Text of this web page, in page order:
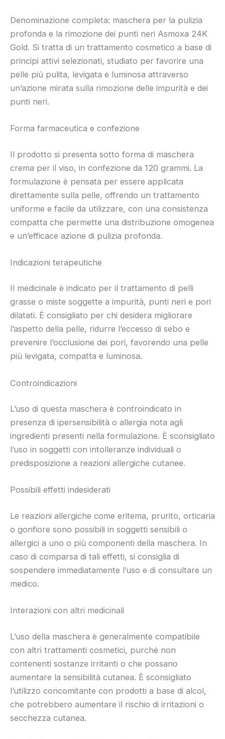
Denominazione completa: maschera per la pulizia
profonda e la rimozione dei punti neri Asmoxa 24K
Gold. Si tratta di un trattamento cosmetico a base di
principi attivi selezionati, studiato per favorire una
pelle più pulita, levigata e luminosa attraverso
un’azione mirata sulla rimozione delle impurità e dei
punti neri.
Forma farmaceutica e confezione
Il prodotto si presenta sotto forma di maschera
crema per il viso, in confezione da 120 grammi. La
formulazione è pensata per essere applicata
direttamente sulla pelle, offrendo un trattamento
uniforme e facile da utilizzare, con una consistenza
compatta che permette una distribuzione omogenea
e un’efficace azione di pulizia profonda.
Indicazioni terapeutiche
Il medicinale è indicato per il trattamento di pelli
grasse o miste soggette a impurità, punti neri e pori
dilatati. È consigliato per chi desidera migliorare
l’aspetto della pelle, ridurre l’eccesso di sebo e
prevenire l’occlusione dei pori, favorendo una pelle
più levigata, compatta e luminosa.
Controindicazioni
L’uso di questa maschera è controindicato in
presenza di ipersensibilità o allergia nota agli
ingredienti presenti nella formulazione. È sconsigliato
l’uso in soggetti con intolleranze individuali o
predisposizione a reazioni allergiche cutanee.
Possibili effetti indesiderati
Le reazioni allergiche come eritema, prurito, orticaria
o gonfiore sono possibili in soggetti sensibili o
allergici a uno o più componenti della maschera. In
caso di comparsa di tali effetti, si consiglia di
sospendere immediatamente l’uso e di consultare un
medico.
Interazioni con altri medicinali
L’uso della maschera è generalmente compatibile
con altri trattamenti cosmetici, purché non
contenenti sostanze irritanti o che possano
aumentare la sensibilità cutanea. È sconsigliato
l’utilizzo concomitante con prodotti a base di alcol,
che potrebbero aumentare il rischio di irritazioni o
secchezza cutanea.